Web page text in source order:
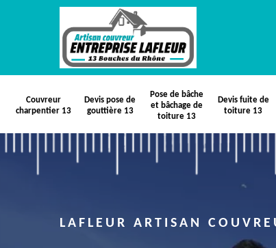
Couvreur
charpentier 13
Devis pose de
gouttière 13
Pose de bâche
et bâchage de
toiture 13
Devis fuite de
toiture 13
LAFLEUR ARTISAN